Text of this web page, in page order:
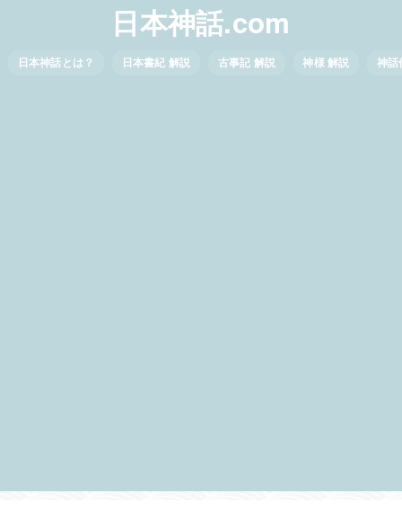
日本神話.com
日本神話とは？ 日本書紀 解説 古事記 解説 神様 解説 神話